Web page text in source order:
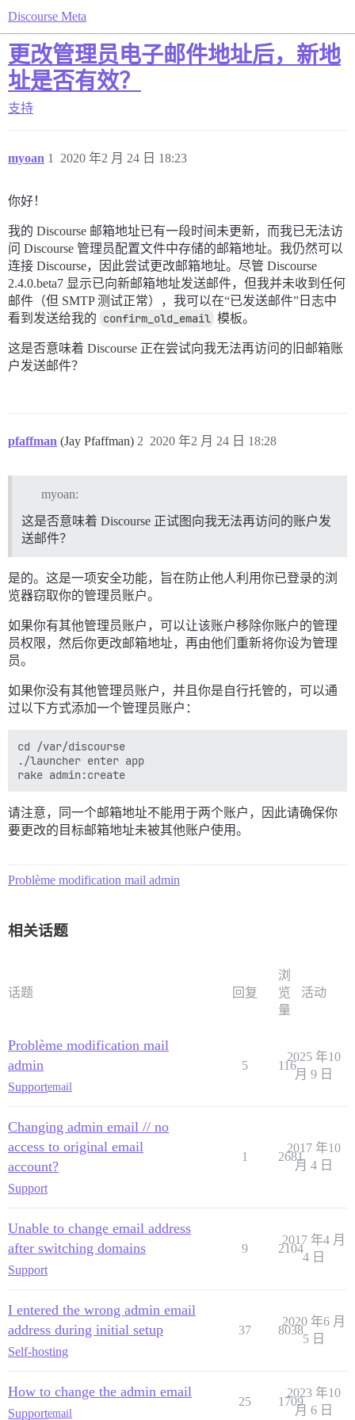
Discourse Meta
更改管理员电子邮件地址后，新地
址是否有效？
支持
myoan 2020 年2 月 24 日 18:23
1
你好！
我的 Discourse 邮箱地址已有一段时间未更新，而我已无法访
问 Discourse 管理员配置文件中存储的邮箱地址。我仍然可以
连接 Discourse，因此尝试更改邮箱地址。尽管 Discourse
2.4.0.beta7 显示已向新邮箱地址发送邮件，但我并未收到任何
邮件（但 SMTP 测试正常），我可以在“已发送邮件”日志中
看到发送给我的 confirm_old_email 模板。
这是否意味着 Discourse 正在尝试向我无法再访问的旧邮箱账
户发送邮件？
pfaffman (Jay Pfaffman) 2020 年2 月 24 日 18:28
2
myoan:
这是否意味着 Discourse 正试图向我无法再访问的账户发
送邮件？
是的。这是一项安全功能，旨在防止他人利用你已登录的浏
览器窃取你的管理员账户。
如果你有其他管理员账户，可以让该账户移除你账户的管理
员权限，然后你更改邮箱地址，再由他们重新将你设为管理
员。
如果你没有其他管理员账户，并且你是自行托管的，可以通
过以下方式添加一个管理员账户：
cd /var/discourse
./launcher enter app
请注意，同一个邮箱地址不能用于两个账户，因此请确保你
要更改的目标邮箱地址未被其他账户使用。
Problème modification mail admin
相关话题
话题 回复
浏
览
量
活动
Problème modification mail
admin
Supportemail
5 116
2025 年10
月 9 日
Changing admin email // no
access to original email
account?
Support
1 2681
2017 年10
月 4 日
Unable to change email address
after switching domains
Support
9 2104
2017 年4 月
4 日
I entered the wrong admin email
address during initial setup
Self-hosting
37 8038
2020 年6 月
5 日
How to change the admin email
Supportemail
25 1709
2023 年10
月 6 日